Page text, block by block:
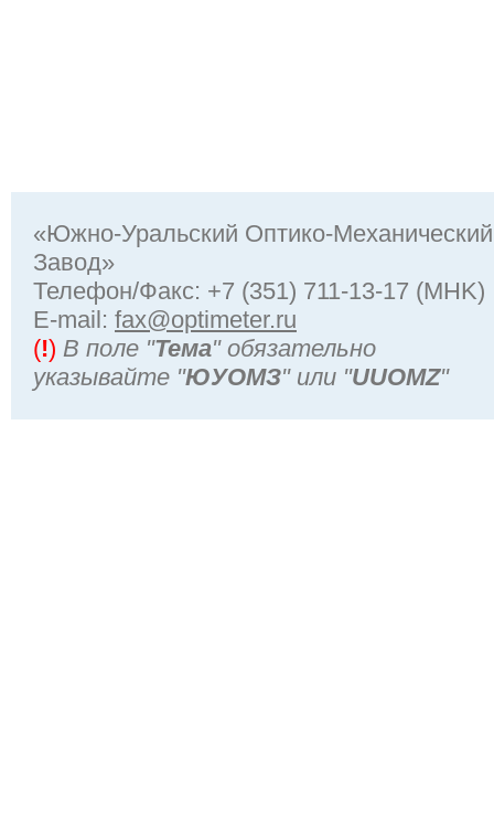
«Южно-Уральский Оптико-Механический
Завод»
Телефон/Факс: +7 (351) 711-13-17 (MHK)
Е-mail: fax@optimeter.ru
(!) В поле "Тема" обязательно
указывайте "ЮУОМЗ" или "UUOMZ"